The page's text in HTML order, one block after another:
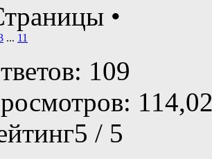
•
... 11
109
/ 5